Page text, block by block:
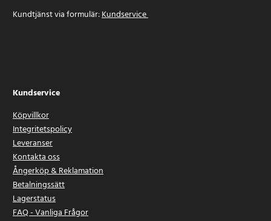
Kundtjänst via formulär:Kundservice
Kundservice
Köpvillkor
Integritetspolicy
Leveranser
Kontakta oss
Ångerköp & Reklamation
Betalningssätt
Lagerstatus
FAQ - Vanliga Frågor